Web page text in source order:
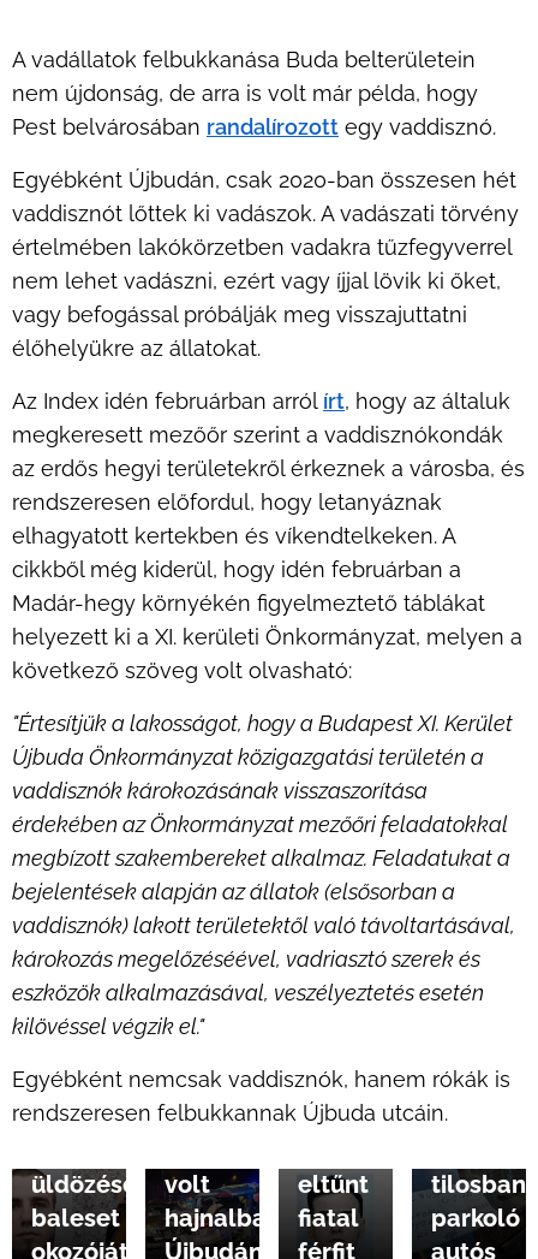
A vadállatok felbukkanása Buda belterületein
nem újdonság, de arra is volt már példa, hogy
Pest belvárosában randalírozott egy vaddisznó.
Egyébként Újbudán, csak 2020-ban összesen hét
vaddisznót lőttek ki vadászok. A vadászati törvény
értelmében lakókörzetben vadakra tűzfegyverrel
nem lehet vadászni, ezért vagy íjjal lövik ki őket,
vagy befogással próbálják meg visszajuttatni
élőhelyükre az állatokat.
Az Index idén februárban arról írt, hogy az általuk
megkeresett mezőőr szerint a vaddisznókondák
az erdős hegyi területekről érkeznek a városba, és
rendszeresen előfordul, hogy letanyáznak
elhagyatott kertekben és víkendtelkeken. A
cikkből még kiderül, hogy idén februárban a
Madár-hegy környékén figyelmeztető táblákat
helyezett ki a XI. kerületi Önkormányzat, melyen a
következő szöveg volt olvasható:
"Értesítjük a lakosságot, hogy a Budapest XI. Kerület
Újbuda Önkormányzat közigazgatási területén a
vaddisznók károkozásának visszaszorítása
érdekében az Önkormányzat mezőőri feladatokkal
megbízott szakembereket alkalmaz. Feladatukat a
bejelentések alapján az állatok (elsősorban a
vaddisznók) lakott területektől való távoltartásával,
károkozás megelőzéséével, vadriasztó szerek és
eszközök alkalmazásával, veszélyeztetés esetén
kilövéssel végzik el."
Egyébként nemcsak vaddisznók, hanem rókák is
rendszeresen felbukkannak Újbuda utcáin.
2025.01.08
a
rendőrség
üldözéses
baleset
okozóját
2025.01.05
Autós
volt
hajnalban
Újbudán
találták
az
eltűnt
fiatal
férfit
2025.01.03
Delhusa
ki
magát
tilosban
parkoló
autós